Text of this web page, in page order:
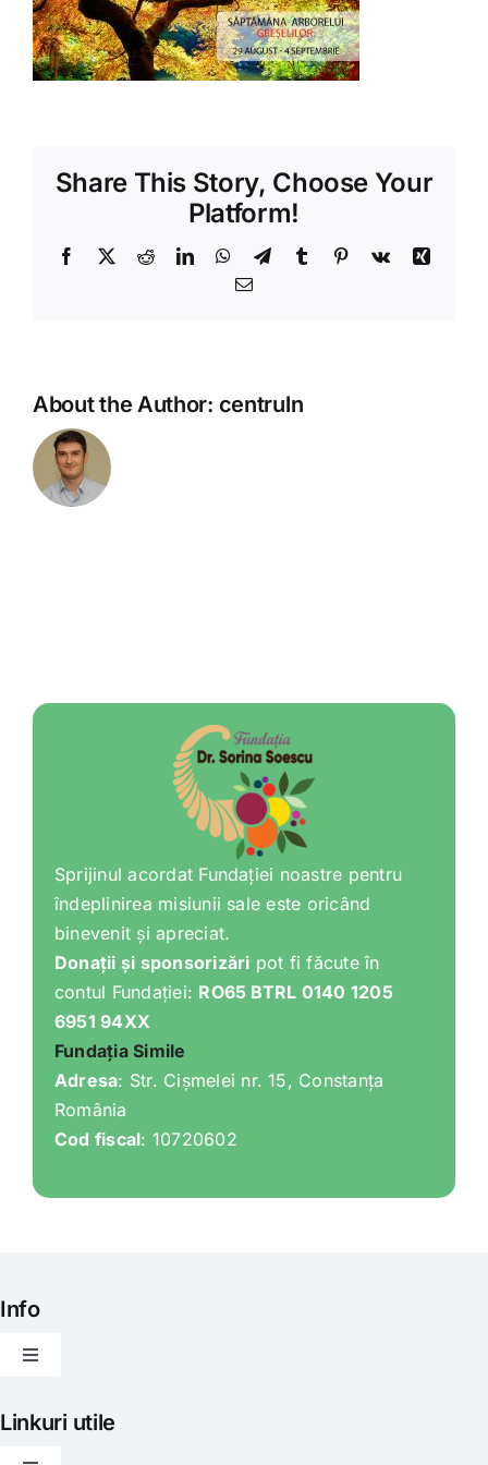
Shop
Tratamente naturale
Share This Story, Choose Your
Platform!
Facebook
X RedditLinkedInWhatsApp
TelegramTumblr Pinterest
Vk
Xing
Email
About the Author: centruln
Sprijinul acordat Fundației noastre pentru
îndeplinirea misiunii sale este oricând
binevenit și apreciat.
Donații și sponsorizări pot fi făcute în
contul Fundației: RO65 BTRL 0140 1205
6951 94XX
Fundația Simile
Adresa: Str. Cișmelei nr. 15, Constanța
România
Cod fiscal: 10720602
Info
Toggle
Articole
Linkuri utile